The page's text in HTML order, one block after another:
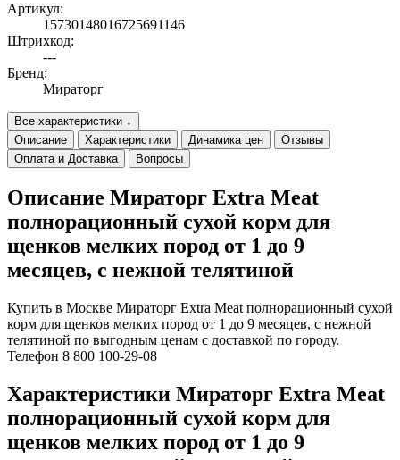
Артикул:
15730148016725691146
Штрихкод:
---
Бренд:
Мираторг
Все характеристики ↓
Описание
Характеристики Динамика цен
Отзывы
Оплата и Доставка
Вопросы
Описание Мираторг Extra Meat
полнорационный сухой корм для
щенков мелких пород от 1 до 9
месяцев, c нежной телятиной
Купить в Москве Мираторг Extra Meat полнорационный сухой
корм для щенков мелких пород от 1 до 9 месяцев, c нежной
телятиной по выгодным ценам с доставкой по городу.
Телефон 8 800 100-29-08
Характеристики Мираторг Extra Meat
полнорационный сухой корм для
щенков мелких пород от 1 до 9